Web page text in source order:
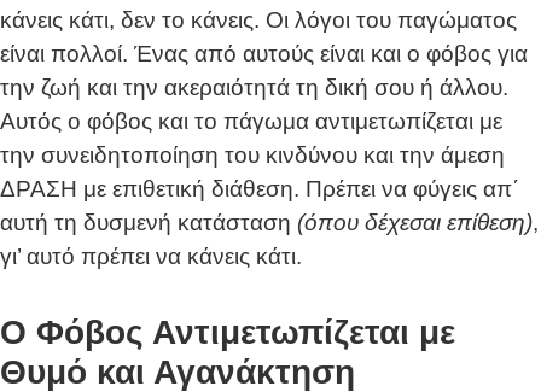
κάνεις κάτι, δεν το κάνεις. Οι λόγοι του παγώματος
είναι πολλοί. Ένας από αυτούς είναι και ο φόβος για
την ζωή και την ακεραιότητά τη δική σου ή άλλου.
Αυτός ο φόβος και το πάγωμα αντιμετωπίζεται με
την συνειδητοποίηση του κινδύνου και την άμεση
ΔΡΑΣΗ με επιθετική διάθεση. Πρέπει να φύγεις απ΄
αυτή τη δυσμενή κατάσταση (όπου δέχεσαι επίθεση),
γι’ αυτό πρέπει να κάνεις κάτι.
Ο Φόβος Αντιμετωπίζεται με
Θυμό και Αγανάκτηση